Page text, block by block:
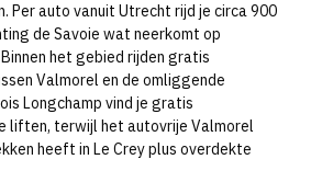
Per auto vanuit Utrecht rijd je circa 900
de Savoie wat neerkomt op
het gebied rijden gratis
Valmorel en de omliggende
Longchamp vind je gratis
liften, terwijl het autovrije Valmorel
heeft in Le Crey plus overdekte